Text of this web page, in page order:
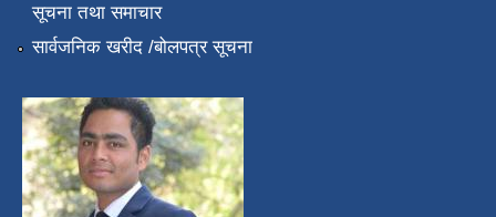
सूचना तथा समाचार
सार्वजनिक खरीद /बोलपत्र सूचना